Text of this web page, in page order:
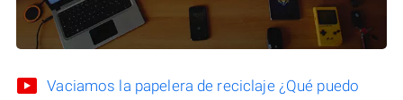
Vaciamos la papelera de reciclaje ¿Qué puedo